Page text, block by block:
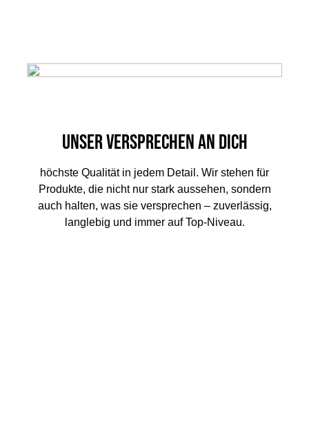
Unser Versprechen an dich
höchste Qualität in jedem Detail. Wir stehen für
Produkte, die nicht nur stark aussehen, sondern
auch halten, was sie versprechen – zuverlässig,
langlebig und immer auf Top-Niveau.